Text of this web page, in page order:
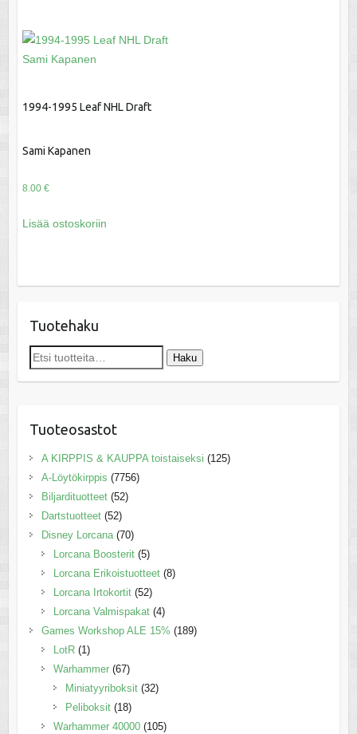
1994-1995 Leaf NHL Draft
Sami Kapanen
8.00 €
Lisää ostoskoriin
Tuotehaku
Etsi: Haku
Tuoteosastot
A KIRPPIS & KAUPPA toistaiseksi (125)
A-Löytökirppis (7756)
Biljardituotteet (52)
Dartstuotteet (52)
Disney Lorcana (70)
Lorcana Boosterit (5)
Lorcana Erikoistuotteet (8)
Lorcana Irtokortit (52)
Lorcana Valmispakat (4)
Games Workshop ALE 15% (189)
LotR (1)
Warhammer (67)
Miniatyyriboksit (32)
Peliboksit (18)
Warhammer 40000 (105)